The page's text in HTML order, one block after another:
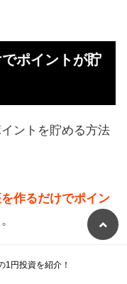
ポイントが貯
ントを貯める方法
作るだけでポイン
1円投資を紹介！